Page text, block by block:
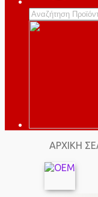
Products
search
ΑΡΧΙΚΉ